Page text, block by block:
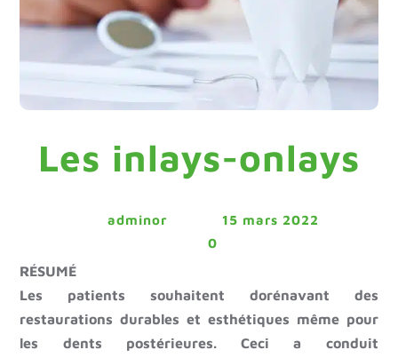
Les inlays-onlays
adminor
15 mars 2022
0
RÉSUMÉ
Les patients souhaitent dorénavant des
restaurations durables et esthétiques même pour
les dents postérieures. Ceci a conduit